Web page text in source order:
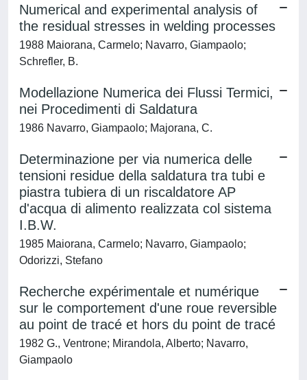
Numerical and experimental analysis of
the residual stresses in welding processes
1988 Maiorana, Carmelo; Navarro, Giampaolo;
Schrefler, B.
Modellazione Numerica dei Flussi Termici,
nei Procedimenti di Saldatura
1986 Navarro, Giampaolo; Majorana, C.
Determinazione per via numerica delle
tensioni residue della saldatura tra tubi e
piastra tubiera di un riscaldatore AP
d'acqua di alimento realizzata col sistema
I.B.W.
1985 Maiorana, Carmelo; Navarro, Giampaolo;
Odorizzi, Stefano
Recherche expérimentale et numérique
sur le comportement d'une roue reversible
au point de tracé et hors du point de tracé
1982 G., Ventrone; Mirandola, Alberto; Navarro,
Giampaolo